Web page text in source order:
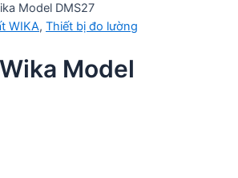
Model DMS27
WIKA, Thiết bị đo lường
Model